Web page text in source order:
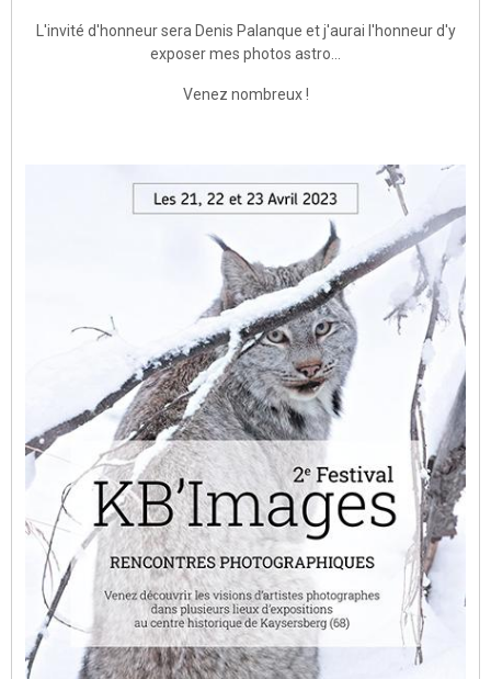
L'invité d'honneur sera Denis Palanque et j'aurai l'honneur d'y
exposer mes photos astro...
Venez nombreux !